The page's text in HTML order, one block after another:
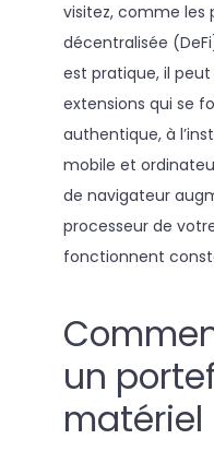
visitez, comme les
décentralisée
est pratique, il
extensions qui se
authentique, à
mobile et
de navigateur
processeur de
fonctionnent
un
matériel